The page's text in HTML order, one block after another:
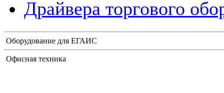
Драйвера торгового
Оборудование для ЕГАИС
Офисная техника